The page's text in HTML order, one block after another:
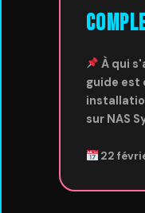
À qui
guide est
sur NAS
22